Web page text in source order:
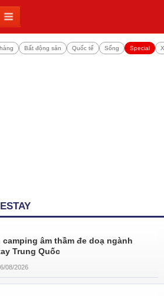
Bất động sản Quốc tế Sống Special
camping âm thầm đe doạ ngành
Trung Quốc
08/2026